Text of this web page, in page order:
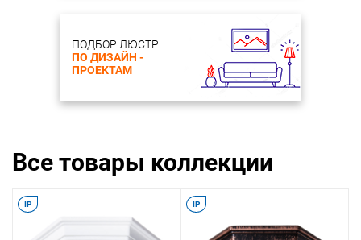
ПОДБОР ЛЮСТР
ПО ДИЗАЙН -
ПРОЕКТАМ
Все товары коллекции
IP IP